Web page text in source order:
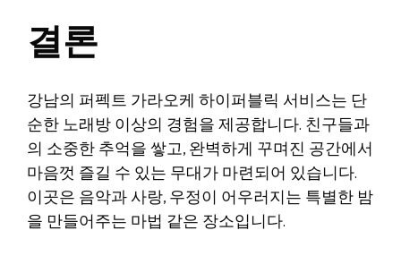
결론
강남의 퍼펙트 가라오케 하이퍼블릭 서비스는 단
순한 노래방 이상의 경험을 제공합니다. 친구들과
의 소중한 추억을 쌓고, 완벽하게 꾸며진 공간에서
마음껏 즐길 수 있는 무대가 마련되어 있습니다.
이곳은 음악과 사랑, 우정이 어우러지는 특별한 밤
을 만들어주는 마법 같은 장소입니다.